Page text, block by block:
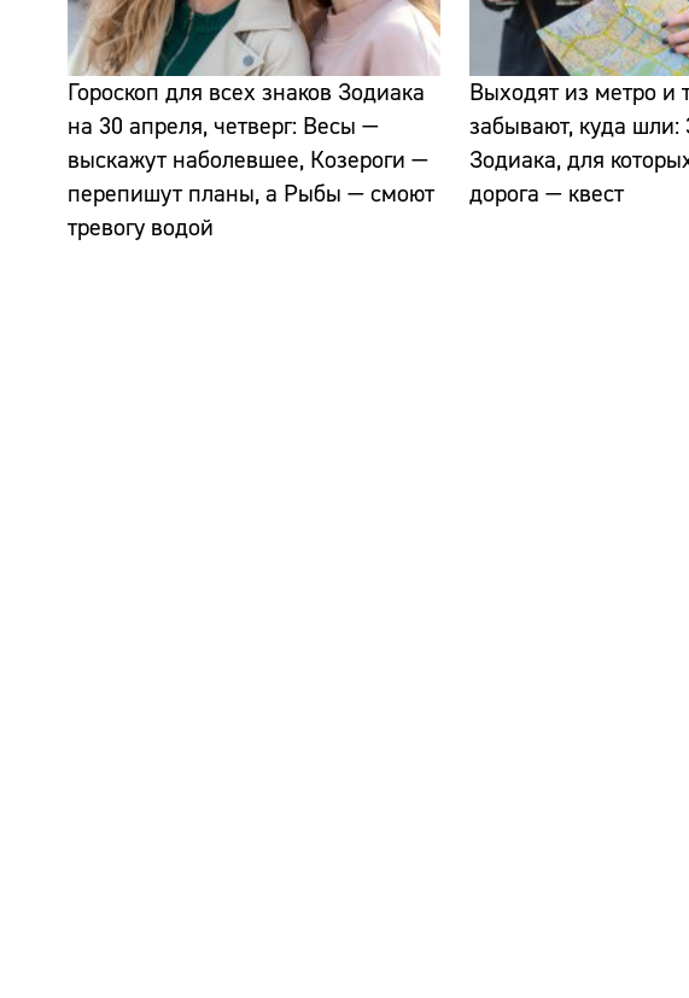
Гороскоп для всех знаков Зодиака
на 30 апреля, четверг: Весы —
выскажут наболевшее, Козероги —
перепишут планы, а Рыбы — смоют
тревогу водой
Выходят из метро и
забывают, куда шли:
Зодиака, для
дорога — квест